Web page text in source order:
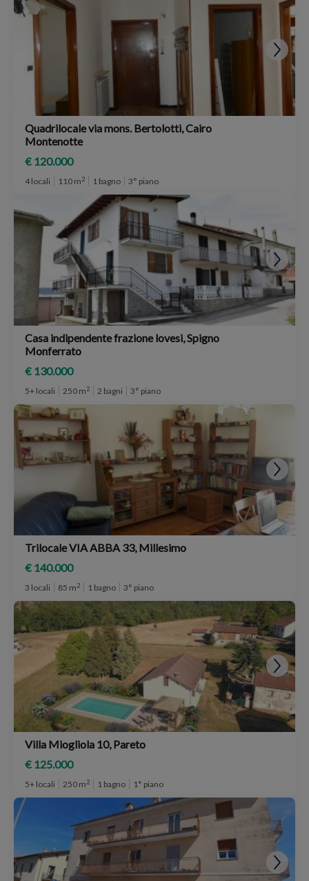
Quadrilocale via mons. Bertolotti, Cairo
Montenotte
€ 120.000
4 locali 110 m2 1 bagno 3° piano
Casa indipendente frazione lovesi, Spigno
Monferrato
€ 130.000
5+ locali 250 m2 2 bagni 3° piano
Trilocale VIA ABBA 33, Millesimo
€ 140.000
3 locali 85 m2 1 bagno 3° piano
Villa Miogliola 10, Pareto
€ 125.000
5+ locali 250 m2 1 bagno 1° piano